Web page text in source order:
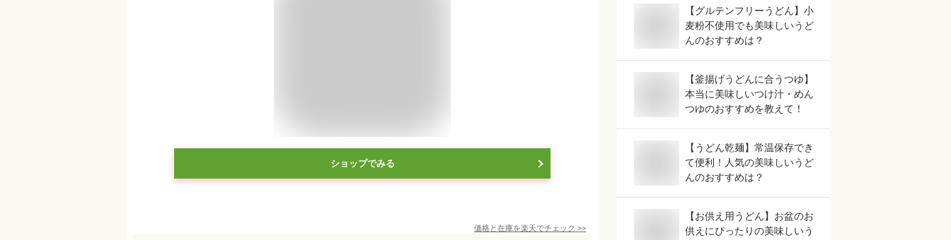
ショップでみる
価格と在庫を楽天でチェック >>
【グルテンフリーうどん】小
麦粉不使用でも美味しいうど
んのおすすめは？
【釜揚げうどんに合うつゆ】
本当に美味しいつけ汁・めん
つゆのおすすめを教えて！
【うどん乾麺】常温保存でき
て便利！人気の美味しいうど
んのおすすめは？
【お供え用うどん】お盆のお
供えにぴったりの美味しいう